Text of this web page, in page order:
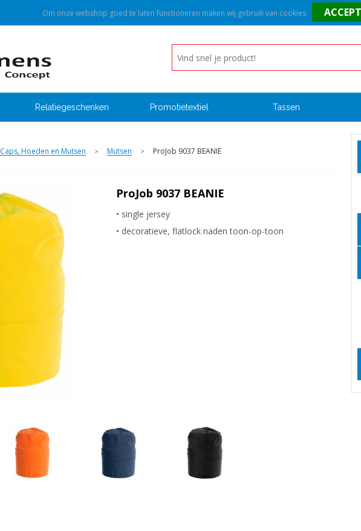
Relatiegeschenken Promotietextiel Tassen
Caps, Hoeden en Mutsen > Mutsen > ProJob 9037 BEANIE
ProJob 9037 BEANIE
• single jersey
• decoratieve, flatlock naden toon-op-toon
Om onze webshop goed te laten functioneren maken wij gebruik van cookies.